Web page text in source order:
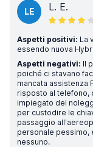
LE L. E.
Aspetti positivi: La
essendo nuova
Aspetti negativi: Il
poiché ci stavano
mancata assistenza
risposto al telefono,
impiegato del
per custodire le
passaggio
personale pessimo,
nessuno.